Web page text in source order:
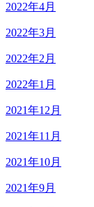
2022年4月
2022年3月
2022年2月
2022年1月
2021年12月
2021年11月
2021年10月
2021年9月